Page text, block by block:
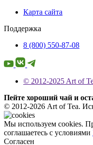
Карта сайта
Поддержка
8 (800) 550-87-08
© 2012-2025 Art of
Пейте хороший чай и
© 2012-2026 Art of Tea.
Мы используем cookies.
соглашаетесь с условиями
Согласен